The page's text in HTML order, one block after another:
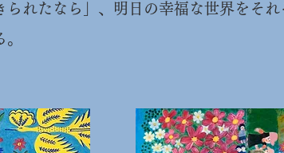
られたなら」、明日の幸福な世界をそれ